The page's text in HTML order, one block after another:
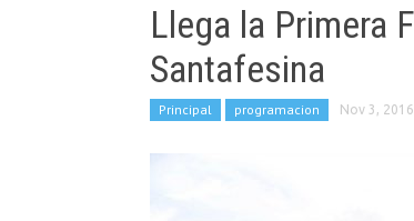
Llega la Primera
Santafesina
Principal programacion Nov 3, 2016